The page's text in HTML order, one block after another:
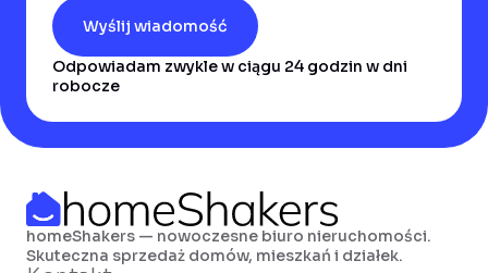
Odpowiadam zwykle w ciągu 24 godzin w dni
robocze
homeShakers — nowoczesne biuro nieruchomości.
Skuteczna sprzedaż domów, mieszkań i działek.